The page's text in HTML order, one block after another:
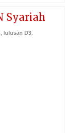
Syariah
, lulusan D3,